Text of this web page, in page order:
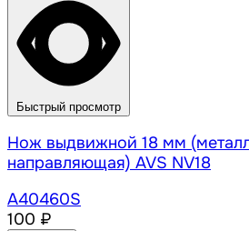
Быстрый просмотр
Нож выдвижной 18 мм
направляющая) AVS NV18
A40460S
100 ₽